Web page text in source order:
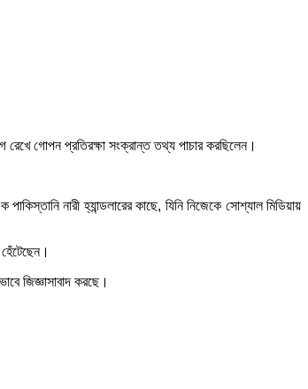
রেখে গোপন প্রতিরক্ষা সংক্রান্ত তথ্য পাচার করছিলেন।
নারী হ্যান্ডলারের কাছে, যিনি নিজেকে সোশ্যাল মিডিয়ায়
জিজ্ঞাসাবাদ করছে।